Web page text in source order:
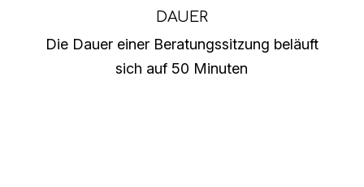
DAUER
Die Dauer einer Beratungssitzung beläuft
sich auf 50 Minuten